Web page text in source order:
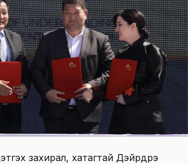
захирал, хатагтай Дэйрдрэ